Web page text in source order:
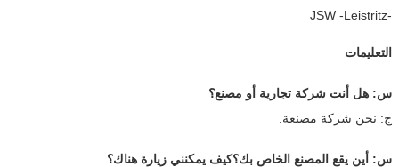
-JSW -Leistritz
التعليمات
س: هل أنت شركة تجارية أو مصنع؟
ج: نحن شركة مصنعة.
س: أين يقع المصنع الخاص بك؟كيف يمكنني زيارة هناك؟